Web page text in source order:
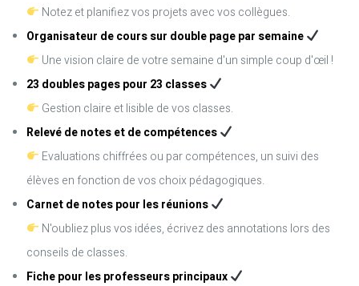
Notez et planifiez vos projets avec vos collègues.
Organisateur de cours sur double page par semaine
Une vision claire de votre semaine d'un simple coup d'œil !
23 doubles pages pour 23 classes
Gestion claire et lisible de vos classes.
Relevé de notes et de compétences
Evaluations chiffrées ou par compétences, un suivi des
élèves en fonction de vos choix pédagogiques.
Carnet de notes pour les réunions
N'oubliez plus vos idées, écrivez des annotations lors des
conseils de classes.
Fiche pour les professeurs principaux